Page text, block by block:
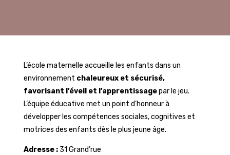
L’école maternelle accueille les enfants dans un
environnement chaleureux et sécurisé,
favorisant l’éveil et l’apprentissagepar le jeu.
L’équipe éducative met un point d’honneur à
développer les compétences sociales, cognitives et
motrices des enfants dès le plus jeune âge.
Adresse : 31 Grand’rue